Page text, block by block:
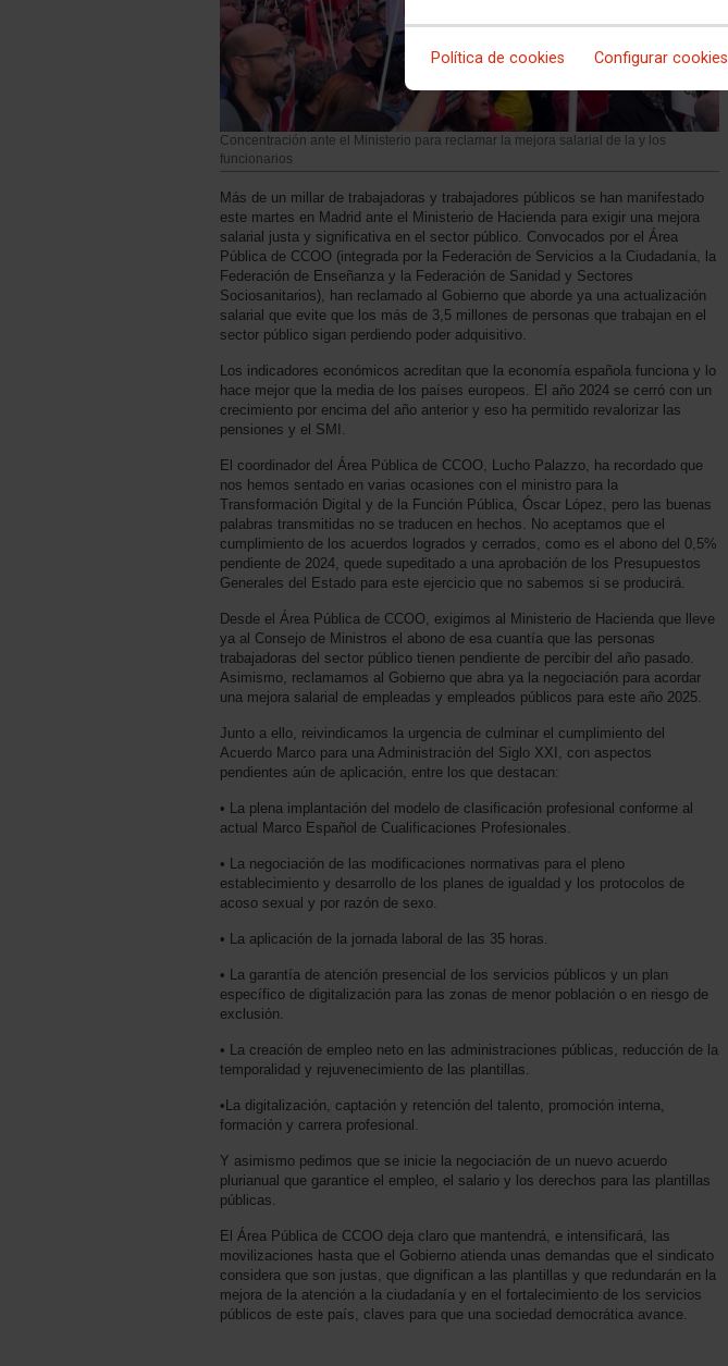
Política de cookies Configurar cookies
Concentración ante el Ministerio para reclamar la mejora salarial de la y los
funcionarios
Más de un millar de trabajadoras y trabajadores públicos se han manifestado
este martes en Madrid ante el Ministerio de Hacienda para exigir una mejora
salarial justa y significativa en el sector público. Convocados por el Área
Pública de CCOO (integrada por la Federación de Servicios a la Ciudadanía, la
Federación de Enseñanza y la Federación de Sanidad y Sectores
Sociosanitarios), han reclamado al Gobierno que aborde ya una actualización
salarial que evite que los más de 3,5 millones de personas que trabajan en el
sector público sigan perdiendo poder adquisitivo.
Los indicadores económicos acreditan que la economía española funciona y lo
hace mejor que la media de los países europeos. El año 2024 se cerró con un
crecimiento por encima del año anterior y eso ha permitido revalorizar las
pensiones y el SMI.
El coordinador del Área Pública de CCOO, Lucho Palazzo, ha recordado que
nos hemos sentado en varias ocasiones con el ministro para la
Transformación Digital y de la Función Pública, Óscar López, pero las buenas
palabras transmitidas no se traducen en hechos. No aceptamos que el
cumplimiento de los acuerdos logrados y cerrados, como es el abono del 0,5%
pendiente de 2024, quede supeditado a una aprobación de los Presupuestos
Generales del Estado para este ejercicio que no sabemos si se producirá.
Desde el Área Pública de CCOO, exigimos al Ministerio de Hacienda que lleve
ya al Consejo de Ministros el abono de esa cuantía que las personas
trabajadoras del sector público tienen pendiente de percibir del año pasado.
Asimismo, reclamamos al Gobierno que abra ya la negociación para acordar
una mejora salarial de empleadas y empleados públicos para este año 2025.
Junto a ello, reivindicamos la urgencia de culminar el cumplimiento del
Acuerdo Marco para una Administración del Siglo XXI, con aspectos
pendientes aún de aplicación, entre los que destacan:
• La plena implantación del modelo de clasificación profesional conforme al
actual Marco Español de Cualificaciones Profesionales.
• La negociación de las modificaciones normativas para el pleno
establecimiento y desarrollo de los planes de igualdad y los protocolos de
acoso sexual y por razón de sexo.
• La aplicación de la jornada laboral de las 35 horas.
• La garantía de atención presencial de los servicios públicos y un plan
específico de digitalización para las zonas de menor población o en riesgo de
exclusión.
• La creación de empleo neto en las administraciones públicas, reducción de la
temporalidad y rejuvenecimiento de las plantillas.
•La digitalización, captación y retención del talento, promoción interna,
formación y carrera profesional.
Y asimismo pedimos que se inicie la negociación de un nuevo acuerdo
plurianual que garantice el empleo, el salario y los derechos para las plantillas
públicas.
El Área Pública de CCOO deja claro que mantendrá, e intensificará, las
movilizaciones hasta que el Gobierno atienda unas demandas que el sindicato
considera que son justas, que dignifican a las plantillas y que redundarán en la
mejora de la atención a la ciudadanía y en el fortalecimiento de los servicios
públicos de este país, claves para que una sociedad democrática avance.